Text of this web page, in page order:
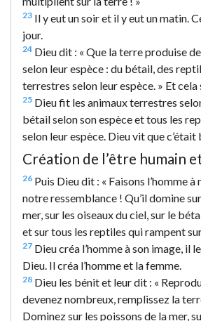
23 Il y eut un soir et il y eut un matin.
jour.
24 Dieu dit : « Que la terre produise
selon leur espèce : du bétail, des
terrestres selon leur espèce. » Et cela
25 Dieu fit les animaux terrestres
bétail selon son espèce et tous les
selon leur espèce. Dieu vit que c’était
Création de l’être humain
26 Puis Dieu dit : « Faisons l’homme à
notre ressemblance ! Qu’il domine
mer, sur les oiseaux du ciel, sur le
et sur tous les reptiles qui rampent
27 Dieu créa l’homme à son image, il
Dieu. Il créa l’homme et la femme.
28 Dieu les bénit et leur dit : «
devenez nombreux, remplissez la
Dominez sur les poissons de la mer,